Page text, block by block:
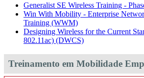
Generalist SE Wireless Training -
Win With Mobility - Enterprise
Training (WWM)
Designing Wireless for the Current
802.11ac) (DWCS)
Treinamento em Mobilidade